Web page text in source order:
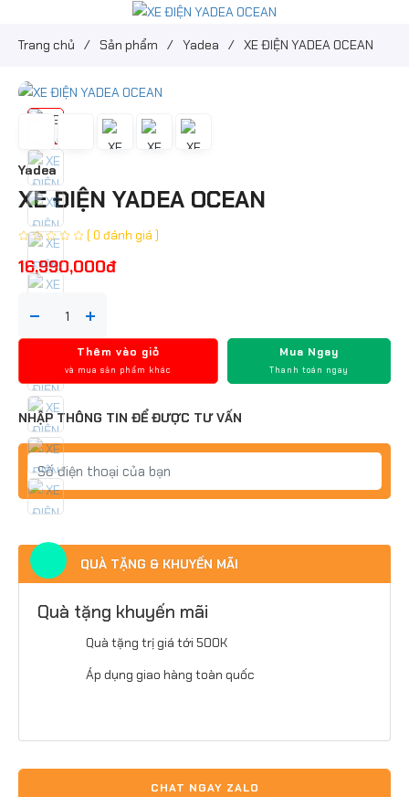
Trang chủ / Sản phẩm / Yadea / XE ĐIỆN YADEA OCEAN
Yadea
XE ĐIỆN YADEA OCEAN
( 0 đánh giá )
16,990,000đ
Thêm vào giỏ
và mua sản phẩm khác
Mua Ngay
Thanh toán ngay
NHẬP THÔNG TIN ĐỂ ĐƯỢC TƯ VẤN
QUÀ TẶNG & KHUYẾN MÃI
Quà tặng khuyến mãi
Quà tặng trị giá tới 500K
Áp dụng giao hàng toàn quốc
CHAT NGAY ZALO